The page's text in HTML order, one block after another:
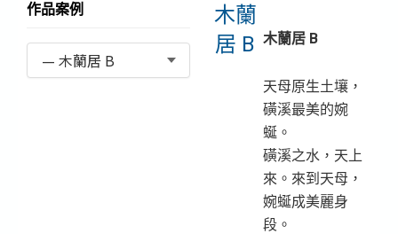
作品案例
木蘭
居 B 木蘭居 B
天母原生土壤，
磺溪最美的婉
蜒。
磺溪之水，天上
來。來到天母，
婉蜒成美麗身
段。